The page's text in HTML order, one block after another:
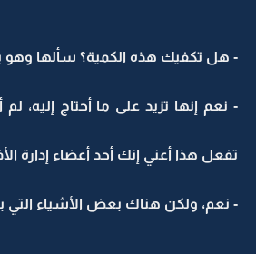
- هل تكفيك هذه الكمية؟ سألها وهو
- نعم إنها تزيد على ما أحتاج إليه،
تفعل هذا أعني إنك أحد أعضاء إدارة
- نعم، ولكن هناك بعض الأشياء التي